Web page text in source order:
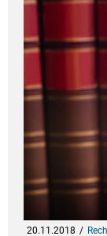
20.11.2018